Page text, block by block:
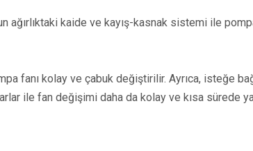
kaide ve kayış-kasnak sistemi ile
fanı kolay ve çabuk değiştirilir. Ayrıca, isteğe
ile fan değişimi daha da kolay ve kısa sürede